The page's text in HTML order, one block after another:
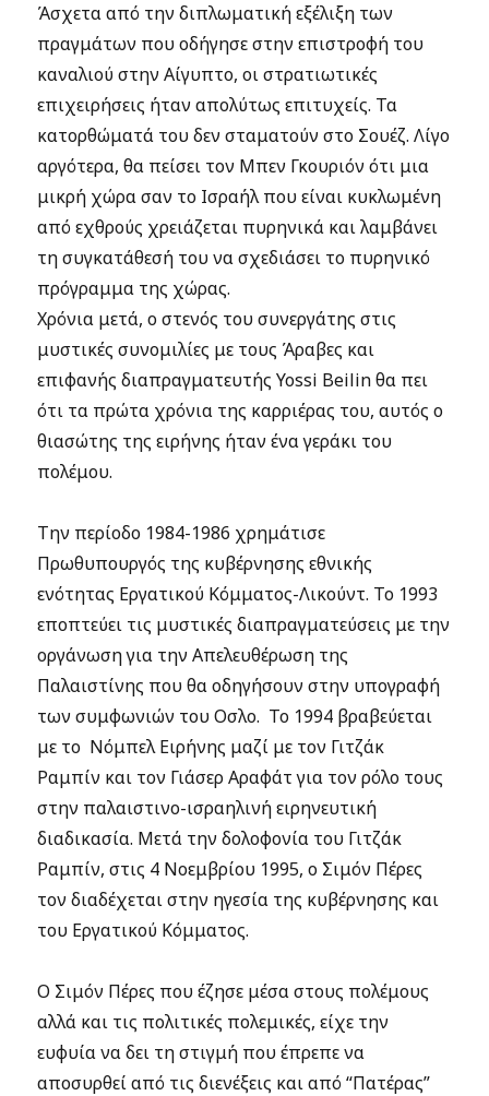
Άσχετα από την διπλωματική εξέλιξη των
πραγμάτων που οδήγησε στην επιστροφή του
καναλιού στην Αίγυπτο, οι στρατιωτικές
επιχειρήσεις ήταν απολύτως επιτυχείς. Τα
κατορθώματά του δεν σταματούν στο Σουέζ. Λίγο
αργότερα, θα πείσει τον Μπεν Γκουριόν ότι μια
μικρή χώρα σαν το Ισραήλ που είναι κυκλωμένη
από εχθρούς χρειάζεται πυρηνικά και λαμβάνει
τη συγκατάθεσή του να σχεδιάσει το πυρηνικό
πρόγραμμα της χώρας.
Χρόνια μετά, ο στενός του συνεργάτης στις
μυστικές συνομιλίες με τους Άραβες και
επιφανής διαπραγματευτής Yossi Beilin θα πει
ότι τα πρώτα χρόνια της καρριέρας του, αυτός ο
θιασώτης της ειρήνης ήταν ένα γεράκι του
πολέμου.
Την περίοδο 1984-1986 χρημάτισε
Πρωθυπουργός της κυβέρνησης εθνικής
ενότητας Εργατικού Κόμματος-Λικούντ. Το 1993
εποπτεύει τις μυστικές διαπραγματεύσεις με την
οργάνωση για την Απελευθέρωση της
Παλαιστίνης που θα οδηγήσουν στην υπογραφή
των συμφωνιών του Οσλο. Το 1994 βραβεύεται
με το Νόμπελ Ειρήνης μαζί με τον Γιτζάκ
Ραμπίν και τον Γιάσερ Αραφάτ για τον ρόλο τους
στην παλαιστινο-ισραηλινή ειρηνευτική
διαδικασία. Μετά την δολοφονία του Γιτζάκ
Ραμπίν, στις 4 Νοεμβρίου 1995, ο Σιμόν Πέρες
τον διαδέχεται στην ηγεσία της κυβέρνησης και
του Εργατικού Κόμματος.
Ο Σιμόν Πέρες που έζησε μέσα στους πολέμους
αλλά και τις πολιτικές πολεμικές, είχε την
ευφυία να δει τη στιγμή που έπρεπε να
αποσυρθεί από τις διενέξεις και από “Πατέρας”